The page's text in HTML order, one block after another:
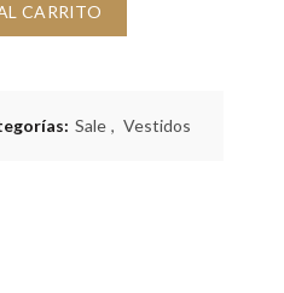
CARRITO
Sale , Vestidos